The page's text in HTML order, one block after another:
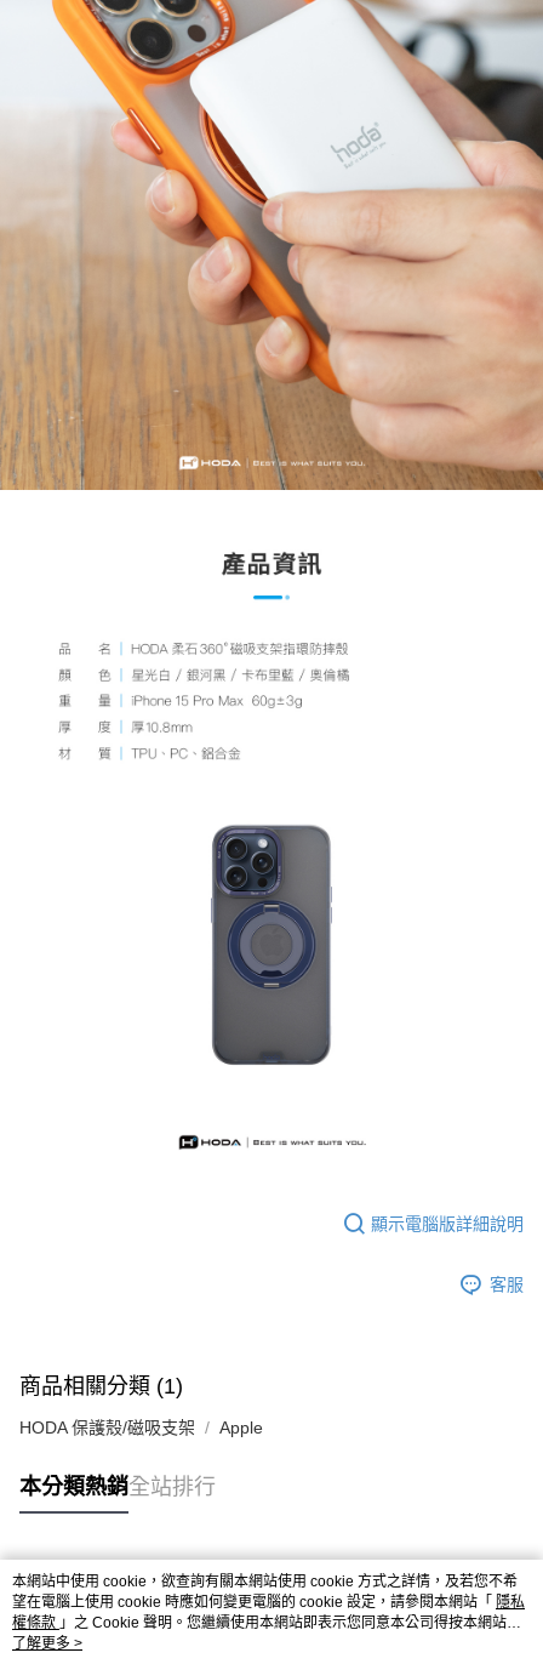
顯示電腦版詳細說明
客服
商品相關分類 (1)
HODA 保護殼/磁吸支架 Apple
本分類熱銷全站排行
熱門標籤
本網站中使用 cookie，欲查詢有關本網站使用 cookie 方式之詳情，及若您不希
望在電腦上使用 cookie 時應如何變更電腦的 cookie 設定，請參閱本網站「 隱私
權條款 」之 Cookie 聲明。您繼續使用本網站即表示您同意本公司得按本網站使
用條款之 Cookie 聲明使用 cookie。
了解更多 >